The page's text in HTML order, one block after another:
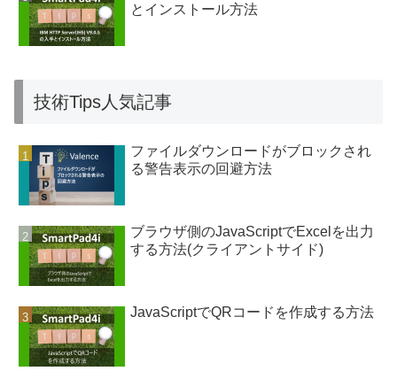
とインストール方法
技術Tips人気記事
ファイルダウンロードがブロックされ
る警告表示の回避方法
ブラウザ側のJavaScriptでExcelを出力
する方法(クライアントサイド)
JavaScriptでQRコードを作成する方法